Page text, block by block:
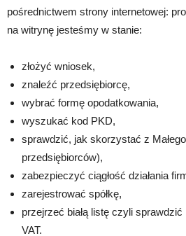
pośrednictwem strony internetowej:
na witrynę jesteśmy w stanie:
złożyć wniosek,
znaleźć przedsiębiorcę,
wybrać formę opodatkowania,
wyszukać kod PKD,
sprawdzić, jak skorzystać z
przedsiębiorców),
zabezpieczyć ciągłość działania
zarejestrować spółkę,
przejrzeć białą listę czyli
VAT.